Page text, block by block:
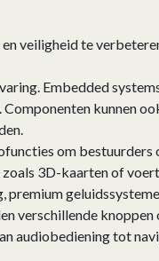
veiligheid te
Embedded
kunnen
om
3D-kaarten of
verschillende
audiobediening tot